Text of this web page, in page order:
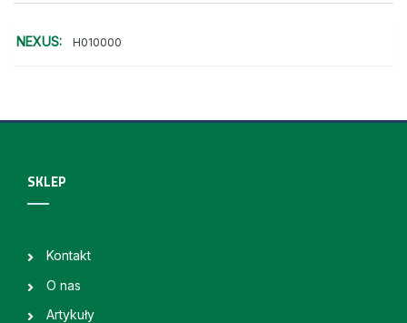
NEXUS: H010000
SKLEP
Kontakt
O nas
Artykuły